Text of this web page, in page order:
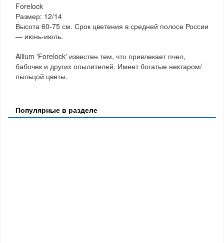
Forelock
Размер: 12/14
Высота 60-75 см. Срок цветения в средней полосе России
— июнь-июль.
Allium 'Forelock' известен тем, что привлекает пчел,
бабочек и других опылителей. Имеет богатые нектаром/
пыльцой цветы.
Популярные в разделе